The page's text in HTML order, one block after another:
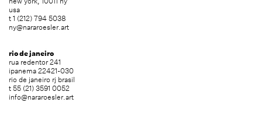
usa
t 1 (212) 794 5038
ny@nararoesler.art
rio de janeiro
rua redentor 241
ipanema 22421-030
rio de janeiro rj brasil
t 55 (21) 3591 0052
info@nararoesler.art